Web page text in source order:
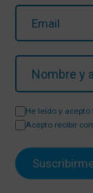
He leído y acepto
Acepto recibir